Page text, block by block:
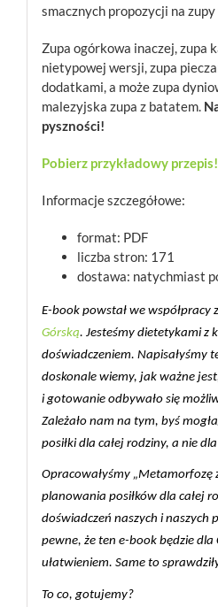
smacznych propozycji na zupy
Zupa ogórkowa inaczej, zupa
nietypowej wersji, zupa
dodatkami, a może zupa
malezyjska zupa z batatem.
pyszności!
Pobierz przykładowy przepis!
Informacje szczegółowe:
format: PDF
liczba stron: 171
dostawa: natychmiast
E-book powstał we współpracy z
Górską. Jesteśmy dietetykami z
doświadczeniem. Napisałyśmy
doskonale wiemy, jak ważne
i gotowanie odbywało się
Zależało nam na tym, byś
posiłki dla całej rodziny, a nie
Opracowałyśmy „Metamorfozę
planowania posiłków dla całej
doświadczeń naszych i naszych
pewne, że ten e-book będzie dla
ułatwieniem. Same to
To co, gotujemy?